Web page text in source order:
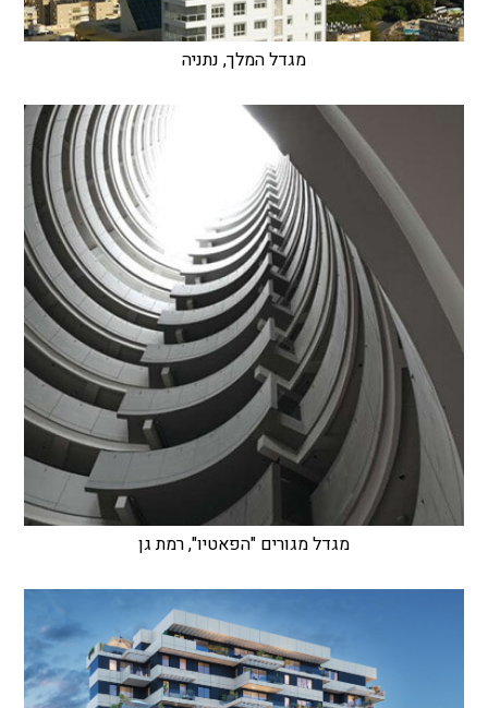
מגדל המלך, נתניה
מגדל מגורים "הפאטיו", רמת גן